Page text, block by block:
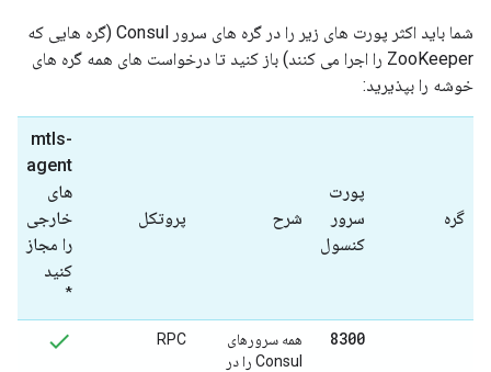
شما باید اکثر پورت های زیر را در گره های سرور Consul (گره هایی که
ZooKeeper را اجرا می کنند) باز کنید تا درخواست های همه گره های
خوشه را بپذیرید:
گره
پورت
سرور
کنسول
شرح پروتکل
mtls-
agent
های
خارجی
را مجاز
کنید
*
8300
همه سرورهای
Consul را در
RPC